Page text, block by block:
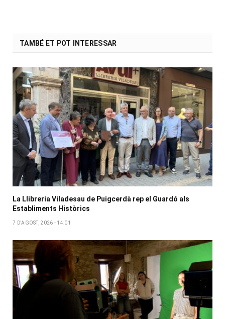
TAMBÉ ET POT INTERESSAR
La Llibreria Viladesau de Puigcerdà rep el Guardó als
Establiments Històrics
7 D'AGOST, 2026 - 14:01